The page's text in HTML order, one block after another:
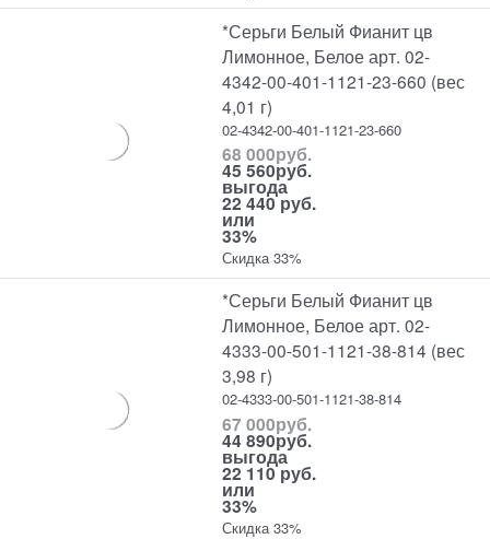
*Серьги Белый Фианит цв
Лимонное, Белое арт. 02-
4342-00-401-1121-23-660 (вес
4,01 г)
02-4342-00-401-1121-23-660
68 000руб.
45 560руб.
выгода
22 440 руб.
или
33%
Скидка 33%
*Серьги Белый Фианит цв
Лимонное, Белое арт. 02-
4333-00-501-1121-38-814 (вес
3,98 г)
02-4333-00-501-1121-38-814
67 000руб.
44 890руб.
выгода
22 110 руб.
или
33%
Скидка 33%